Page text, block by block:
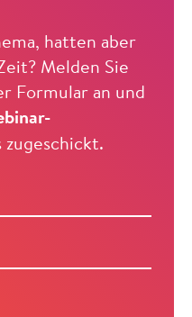
hatten aber
Melden Sie
Formular an und
zugeschickt.